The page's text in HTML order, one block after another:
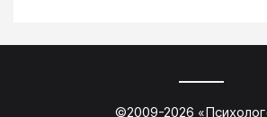
©2009-2026 «